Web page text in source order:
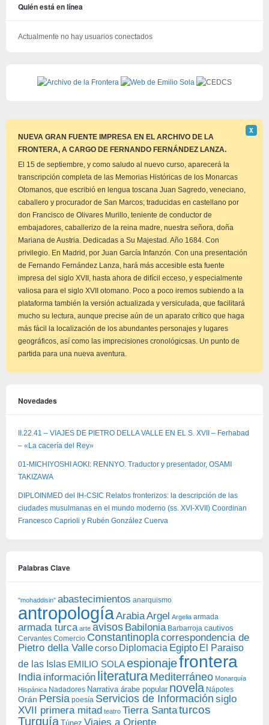
Quién está en línea
Actualmente no hay usuarios conectados
NUEVA GRAN FUENTE IMPRESA EN EL ARCHIVO DE LA
FRONTERA, A CARGO DE FERNANDO FERNÁNDEZ LANZA.
este
Χ
El 15 de septiembre, y como saludo al nuevo curso, aparecerá la
transcripción completa de las Memorias Históricas de los Monarcas
Otomanos, que escribió en lengua toscana Juan Sagredo, veneciano,
caballero y procurador de San Marcos; traducidas en castellano por
don Francisco de Olivares Murillo, teniente de conductor de
embajadores, caballerizo de la reina madre, nuestra señora, doña
Mariana de Austria. Dedicadas a Su Majestad. Año 1684. Con
privilegio. En Madrid, por Juan García Infanzón. Con una presentación
de Fernando Fernández Lanza, hará más accesible esta fuente
impresa del siglo XVII, hasta ahora de difícil ecceso, y especialmente
valiosa para el siglo XVII otomano. Poco a poco iremos subiendo a la
plataforma también la versión actualizada y versiculada, que facilitará
mucho su lectura, aunque precise aún de un aparato crítico que haga
más fácil la localización de los abundantes personajes y lugares
geográficos, así como las imprecisiones cronológicsas. Un punto de
partida para una nueva aventura.
Novedades
II.22.41 – VIAJES DE PIETRO DELLA VALLE EN EL S. XVII – Ferhabad
– «La cacería del Rey»
01-MICHIYOSHI AOKI: RENNYO. Traductor y presentador, OSAMI
TAKIZAWA
DIPLOINMED del IH-CSIC Relatos fronterizos: la descripción de las
ciudades musulmanas en el mundo moderno (ss. XVI-XVII) Coordinan
Francesco Caprioli y Rubén González Cuerva
Palabras Clave
"mohaddisin" abastecimientos anarquismo
antropología ArabiaArgel Argelia armada
armada turca arte avisos Babilonia Barbarroja cautivos
Cervantes Comercio Constantinopla correspondencia de
Pietro della Vallecorso Diplomacia Egipto El Paraiso
de las Islas EMILIO SOLAespionajefrontera
India información literatura Mediterráneo Monarquía
Hispánica Nadadores Narrativa árabe popular novela Nápoles
Orán Persia poesía Servicios de Información siglo
XVII primera mitad teatro Tierra Santaturcos
Turquía Túnez Viajes a Oriente